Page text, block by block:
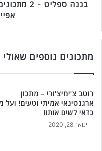
י
-
מ
ר
כ
ו
י
מ
נ
בננה
מתכונים נוספים
רוטב צ'ימיצ'ורי – מתכון
ארגנטינאי אמיתי וטעים! ועל
כדאי לשים אותו!
ינואר 28, 2020